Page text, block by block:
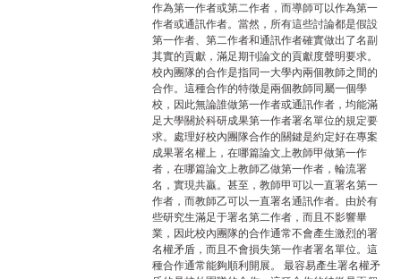
作為第一作者或第二作者，而導師可以作為第一
作者或通訊作者。當然，所有這些討論都是假設
第一作者、第二作者和通訊作者確實做出了名副
其實的貢獻，滿足期刊論文的貢獻度聲明要求。
校內團隊的合作是指同一大學內兩個教師之間的
合作。這種合作的特徵是兩個教師同屬一個學
校，因此無論誰做第一作者或通訊作者，均能滿
足大學關於科研成果第一作者署名單位的規定要
求。處理好校內團隊合作的關鍵是約定好在專案
成果署名權上，在哪篇論文上教師甲做第一作
者，在哪篇論文上教師乙做第一作者，輪流署
名，實現共贏。甚至，教師甲可以一直署名第一
作者，而教師乙可以一直署名通訊作者。由於有
些研究生滿足于署名第二作者，而且不影響畢
業，因此校內團隊的合作通常不會產生激烈的署
名權矛盾，而且不會損失第一作者署名單位。這
種合作通常能夠順利開展。 最容易產生署名權矛